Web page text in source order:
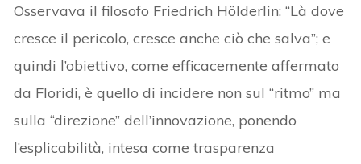
Osservava il filosofo Friedrich Hölderlin: “Là dove
cresce il pericolo, cresce anche ciò che salva”; e
quindi l’obiettivo, come efficacemente affermato
da Floridi, è quello di incidere non sul “ritmo” ma
sulla “direzione” dell’innovazione, ponendo
l’esplicabilità, intesa come trasparenza